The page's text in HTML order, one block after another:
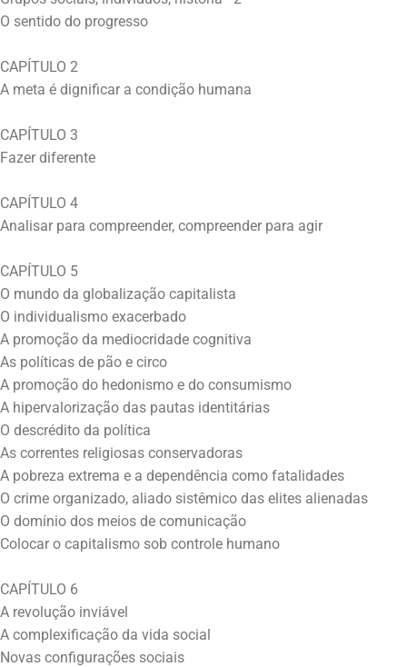
O sentido do progresso
CAPÍTULO 2
A meta é dignificar a condição humana
CAPÍTULO 3
Fazer diferente
CAPÍTULO 4
Analisar para compreender, compreender para agir
CAPÍTULO 5
O mundo da globalização capitalista
O individualismo exacerbado
A promoção da mediocridade cognitiva
As políticas de pão e circo
A promoção do hedonismo e do consumismo
A hipervalorização das pautas identitárias
O descrédito da política
As correntes religiosas conservadoras
A pobreza extrema e a dependência como fatalidades
O crime organizado, aliado sistêmico das elites alienadas
O domínio dos meios de comunicação
Colocar o capitalismo sob controle humano
CAPÍTULO 6
A revolução inviável
A complexificação da vida social
Novas configurações sociais